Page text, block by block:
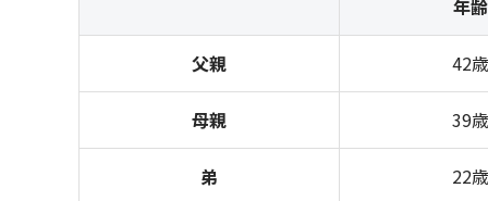
年齢
父親 42歳
母親 39歳
弟 22歳